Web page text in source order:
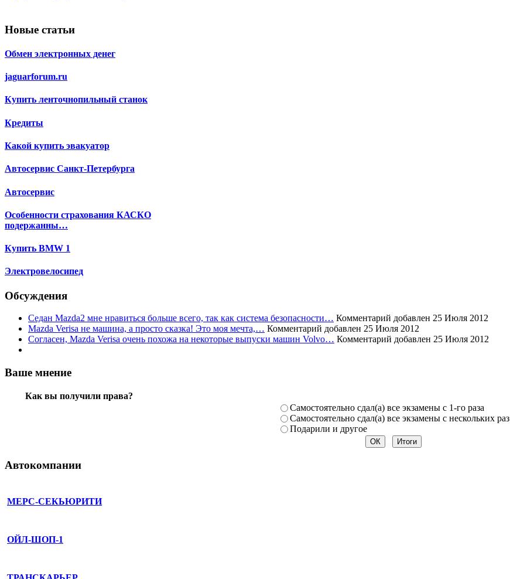
Новые статьи
Обмен электронных денег
jaguarforum.ru
Купить ленточнопильный станок
Кредиты
Какой купить эвакуатор
Автосервис Санкт-Петербурга
Автосервис
Особенности страхования КАСКО
подержанны…
Купить BMW 1
Электровелосипед
Обсуждения
Седан Mazda2 мне нравиться больше всего, так как система безопасности… Комментарий добавлен 25 Июля 2012
Mazda Verisa не машина, а просто сказка! Это моя мечта,… Комментарий добавлен 25 Июля 2012
Согласен, Mazda Verisa очень похожа на некоторые выпуски машин Volvo… Комментарий добавлен 25 Июля 2012
Ваше мнение
Как вы получили права?
Самостоя­тельно сдал(а) все экзамены­ с 1-го раза
Самостоя­тельно сдал(а) все экзамены­ с нескольк­их раз
Подарили­ и другое
Автокомпании
МЕРС-СЕКЬЮРИТИ
ОЙЛ-ШОП-1